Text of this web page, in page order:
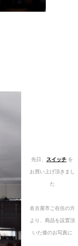
先日、 スイッチ を
お買い上げ頂きまし
た
名古屋市ご在住の方
より、商品を設置頂
いた後のお写真に